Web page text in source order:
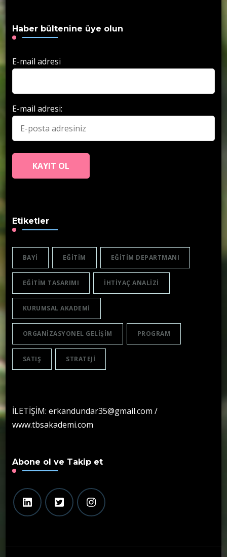
Haber bültenine üye olun
E-mail adresi
E-mail adresi:
Etiketler
BAYI EĞITIM EĞITIM DEPARTMANI
EĞITIM TASARIMI IHTIYAÇ ANALIZI
KURUMSAL AKADEMI
ORGANIZASYONEL GELIŞIM PROGRAM
SATIŞ STRATEJI
İLETİŞİM: erkandundar35@gmail.com /
www.tbsakademi.com
Abone ol ve Takip et